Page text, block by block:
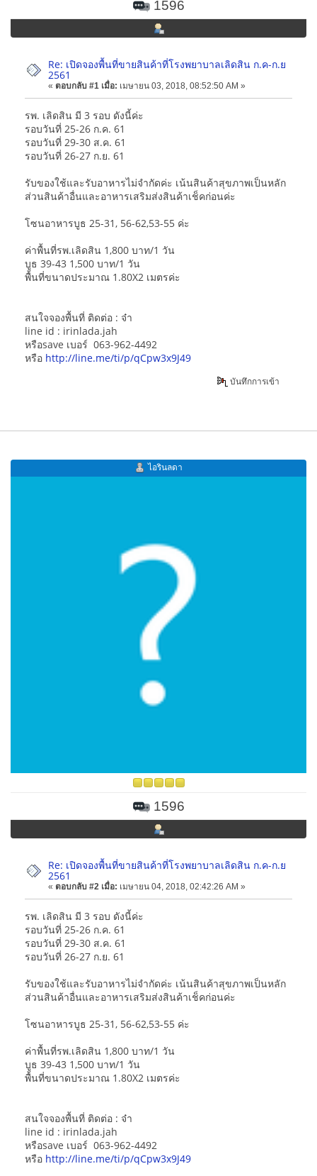
1596
Re: เปิดจองพื้นที่ขายสินค้าที่โรงพยาบาลเลิดสิน ก.ค-ก.ย
2561
« ตอบกลับ #1 เมื่อ: เมษายน 03, 2018, 08:52:50 AM »
รพ. เลิดสิน มี 3 รอบ ดังนี้ค่ะ
รอบวันที่ 25-26 ก.ค. 61
รอบวันที่ 29-30 ส.ค. 61
รอบวันที่ 26-27 ก.ย. 61
รับของใช้และรับอาหารไม่จำกัดค่ะ เน้นสินค้าสุขภาพเป็นหลัก
ส่วนสินค้าอื่นและอาหารเสริมส่งสินค้าเช็คก่อนค่ะ
โซนอาหารบูธ 25-31, 56-62,53-55 ค่ะ
ค่าพื้นที่รพ.เลิดสิน 1,800 บาท/1 วัน
บูธ 39-43 1,500 บาท/1 วัน
พื้นที่ขนาดประมาณ 1.80X2 เมตรค่ะ
สนใจจองพื้นที่ ติดต่อ : จ๋า
line id : irinlada.jah
หรือsave เบอร์ 063-962-4492
หรือ http://line.me/ti/p/qCpw3x9J49
บันทึกการเข้า
ไอรินลดา
1596
Re: เปิดจองพื้นที่ขายสินค้าที่โรงพยาบาลเลิดสิน ก.ค-ก.ย
2561
« ตอบกลับ #2 เมื่อ: เมษายน 04, 2018, 02:42:26 AM »
รพ. เลิดสิน มี 3 รอบ ดังนี้ค่ะ
รอบวันที่ 25-26 ก.ค. 61
รอบวันที่ 29-30 ส.ค. 61
รอบวันที่ 26-27 ก.ย. 61
รับของใช้และรับอาหารไม่จำกัดค่ะ เน้นสินค้าสุขภาพเป็นหลัก
ส่วนสินค้าอื่นและอาหารเสริมส่งสินค้าเช็คก่อนค่ะ
โซนอาหารบูธ 25-31, 56-62,53-55 ค่ะ
ค่าพื้นที่รพ.เลิดสิน 1,800 บาท/1 วัน
บูธ 39-43 1,500 บาท/1 วัน
พื้นที่ขนาดประมาณ 1.80X2 เมตรค่ะ
สนใจจองพื้นที่ ติดต่อ : จ๋า
line id : irinlada.jah
หรือsave เบอร์ 063-962-4492
หรือ http://line.me/ti/p/qCpw3x9J49